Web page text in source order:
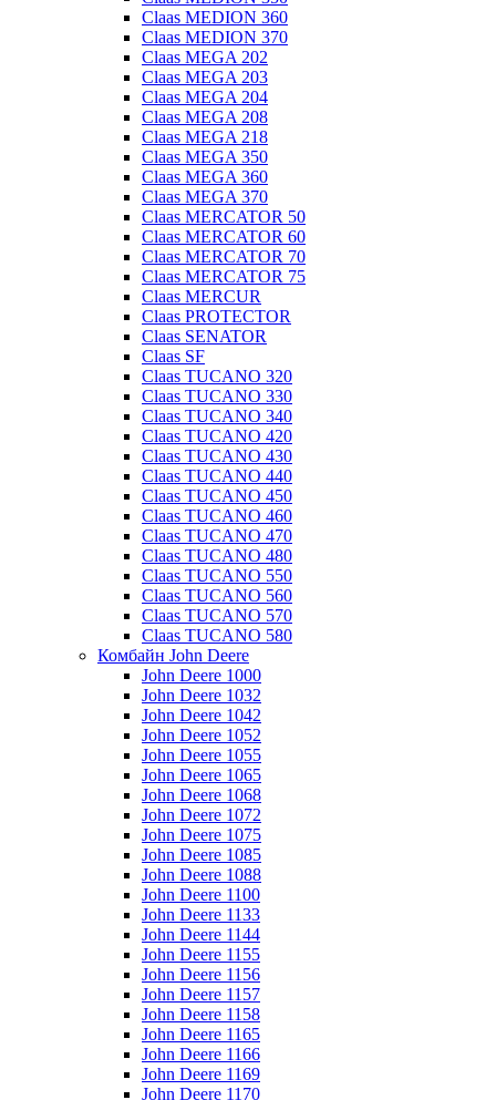
Claas MEDION 360
Claas MEDION 370
Claas MEGA 202
Claas MEGA 203
Claas MEGA 204
Claas MEGA 208
Claas MEGA 218
Claas MEGA 350
Claas MEGA 360
Claas MEGA 370
Claas MERCATOR 50
Claas MERCATOR 60
Claas MERCATOR 70
Claas MERCATOR 75
Claas MERCUR
Claas PROTECTOR
Claas SENATOR
Claas SF
Claas TUCANO 320
Claas TUCANO 330
Claas TUCANO 340
Claas TUCANO 420
Claas TUCANO 430
Claas TUCANO 440
Claas TUCANO 450
Claas TUCANO 460
Claas TUCANO 470
Claas TUCANO 480
Claas TUCANO 550
Claas TUCANO 560
Claas TUCANO 570
Claas TUCANO 580
Комбайн John Deere
John Deere 1000
John Deere 1032
John Deere 1042
John Deere 1052
John Deere 1055
John Deere 1065
John Deere 1068
John Deere 1072
John Deere 1075
John Deere 1085
John Deere 1088
John Deere 1100
John Deere 1133
John Deere 1144
John Deere 1155
John Deere 1156
John Deere 1157
John Deere 1158
John Deere 1165
John Deere 1166
John Deere 1169
John Deere 1170